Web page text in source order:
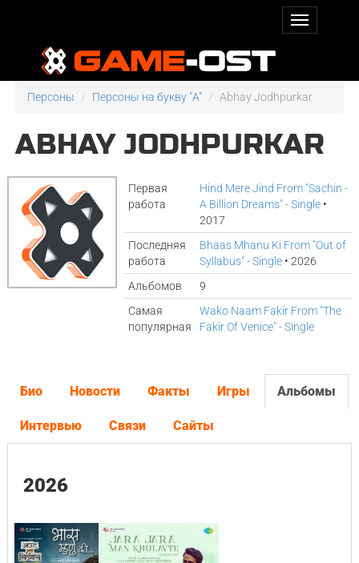
Персоны Персоны на букву "A" Abhay Jodhpurkar
ABHAY JODHPURKAR
Первая
работа
Hind Mere Jind From "Sachin -
A Billion Dreams" - Single •
2017
Последняя
работа
Bhaas Mhanu Ki From "Out of
Syllabus" - Single • 2026
Альбомов
9
Самая
популярная
Wako Naam Fakir From "The
Fakir Of Venice" - Single
Био Новости Факты Игры Альбомы
Интервью Связи Сайты
2026